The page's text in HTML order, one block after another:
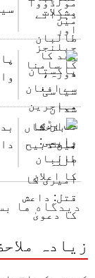
دیدگاه ها
زیادہ